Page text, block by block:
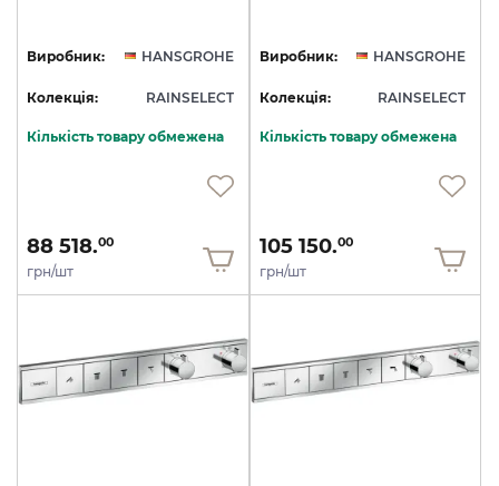
Виробник: HANSGROHE
Колекція: RAINSELECT
Кількість товару обмежена
88 518.00
грн/шт
Виробник: HANSGROHE
Колекція: RAINSELECT
Кількість товару обмежена
105 150.00
грн/шт